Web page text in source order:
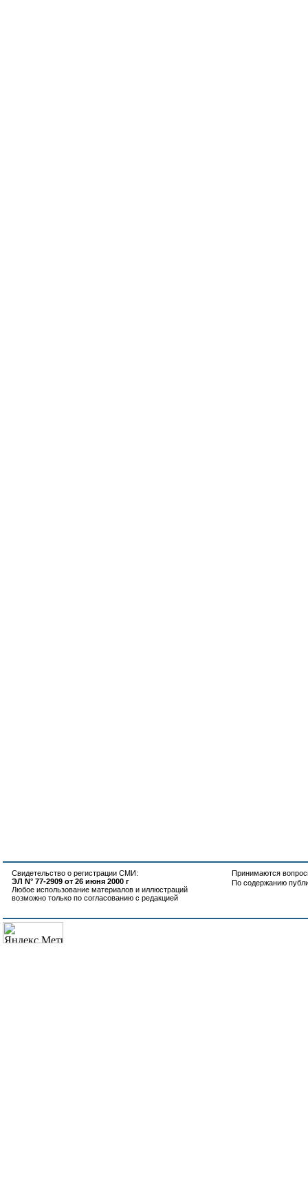
Свидетельство о регистрации СМИ:
ЭЛ N° 77-2909 от 26 июня 2000 г
Любое использование материалов и иллюстраций
возможно только по согласованию с редакцией
Принимаются
По содержанию